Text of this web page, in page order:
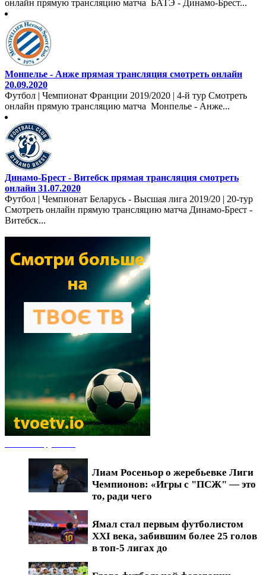
онлайн прямую трансляцию матча БАТЭ - Динамо-Брест...
Монпелье - Анже прямая трансляция смотреть онлайн
20.09.2020
Футбол | Чемпионат Франции 2019/2020 | 4-й тур Смотреть
онлайн прямую трансляцию матча Монпелье - Анже...
Динамо-Брест - Витебск прямая трансляция смотреть
онлайн 31.07.2020
Футбол | Чемпионат Беларусь - Высшая лига 2019/20 | 20-тур
Смотреть онлайн прямую трансляцию матча Динамо-Брест -
Витебск...
Лиам Росеньор о жеребьевке Лиги
Чемпионов: «Игры с "ПСЖ" — это
то, ради чего
Ямал стал первым футболистом
XXI века, забившим более 25 голов
в топ-5 лигах до